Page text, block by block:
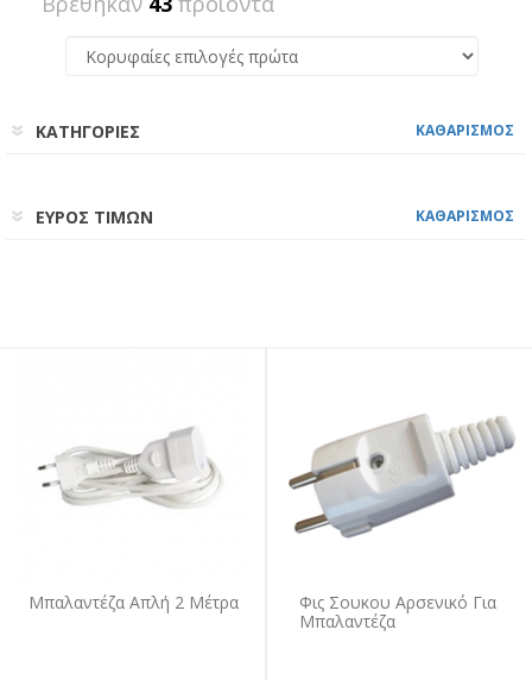
ΣΥΝΔΕΣΗ
ΚΑΤΗΓΟΡΙΕΣ ΚΑΘΑΡΙΣΜΟΣ
ΕΥΡΟΣ ΤΙΜΩΝ ΚΑΘΑΡΙΣΜΟΣ
Μπαλαντέζα Απλή 2 Μέτρα
Φις Σουκου Αρσενικό Για
Μπαλαντέζα